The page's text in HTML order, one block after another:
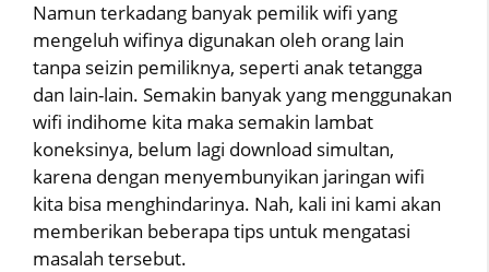
Namun terkadang banyak pemilik wifi yang
mengeluh wifinya digunakan oleh orang lain
tanpa seizin pemiliknya, seperti anak tetangga
dan lain-lain. Semakin banyak yang menggunakan
wifi indihome kita maka semakin lambat
koneksinya, belum lagi download simultan,
karena dengan menyembunyikan jaringan wifi
kita bisa menghindarinya. Nah, kali ini kami akan
memberikan beberapa tips untuk mengatasi
masalah tersebut.